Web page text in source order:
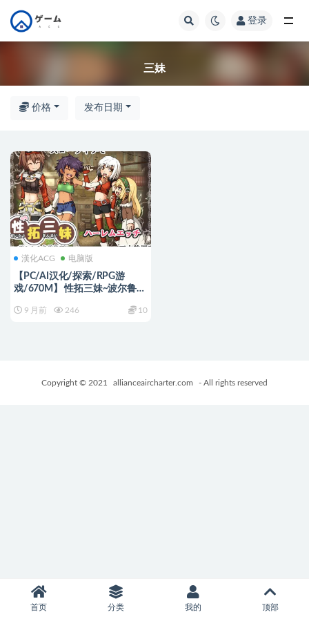
登录
三妹
价格 发布日期
漢化ACG 电脑版
【PC/AI汉化/探索/RPG游
戏/670M】 性拓三妹~波尔鲁卡
カ色欲物語～） Ver1.1 AI汉化
9 月前 246 10
Copyright © 2021 allianceaircharter.com - All rights reserved
首页 分类 我的 顶部